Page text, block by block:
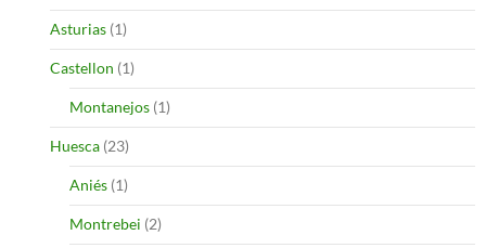
Asturias (1)
Castellon (1)
Montanejos (1)
Huesca (23)
Aniés (1)
Montrebei (2)